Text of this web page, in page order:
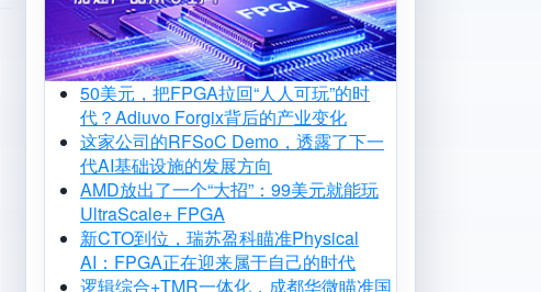
50美元，把FPGA拉回“人人可玩”的时
代？Adiuvo Forgix背后的产业变化
这家公司的RFSoC Demo，透露了下一
代AI基础设施的发展方向
AMD放出了一个“大招”：99美元就能玩
UltraScale+ FPGA
新CTO到位，瑞苏盈科瞄准Physical
AI：FPGA正在迎来属于自己的时代
逻辑综合+TMR一体化，成都华微瞄准国